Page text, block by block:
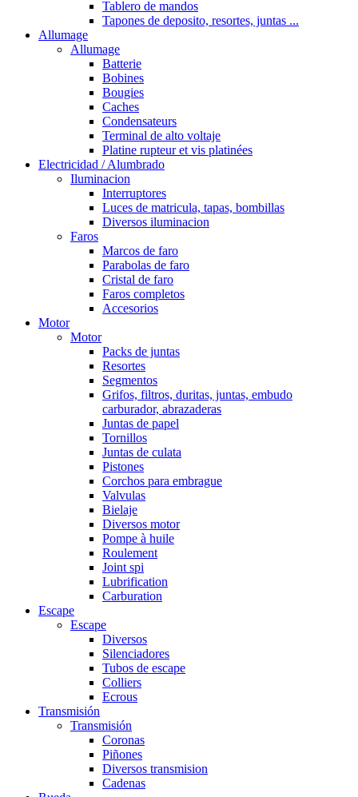
Tablero de mandos
Tapones de deposito, resortes, juntas ...
Allumage
Allumage
Batterie
Bobines
Bougies
Caches
Condensateurs
Terminal de alto voltaje
Platine rupteur et vis platinées
Electricidad / Alumbrado
Iluminacion
Interruptores
Luces de matricula, tapas, bombillas
Diversos iluminacion
Faros
Marcos de faro
Parabolas de faro
Cristal de faro
Faros completos
Accesorios
Motor
Motor
Packs de juntas
Resortes
Segmentos
Grifos, filtros, duritas, juntas, embudo
carburador, abrazaderas
Juntas de papel
Tornillos
Juntas de culata
Pistones
Corchos para embrague
Valvulas
Bielaje
Diversos motor
Pompe à huile
Roulement
Joint spi
Lubrification
Carburation
Escape
Escape
Diversos
Silenciadores
Tubos de escape
Colliers
Ecrous
Transmisión
Transmisión
Coronas
Piñones
Diversos transmision
Cadenas